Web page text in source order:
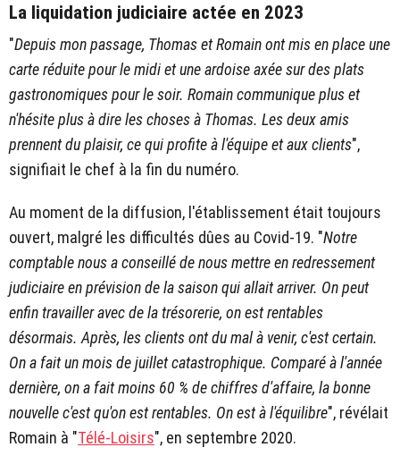
La liquidation judiciaire actée en 2023
"Depuis mon passage, Thomas et Romain ont mis en place une
carte réduite pour le midi et une ardoise axée sur des plats
gastronomiques pour le soir. Romain communique plus et
n'hésite plus à dire les choses à Thomas. Les deux amis
prennent du plaisir, ce qui profite à l'équipe et aux clients",
signifiait le chef à la fin du numéro.
Au moment de la diffusion, l'établissement était toujours
ouvert, malgré les difficultés dûes au Covid-19. "Notre
comptable nous a conseillé de nous mettre en redressement
judiciaire en prévision de la saison qui allait arriver. On peut
enfin travailler avec de la trésorerie, on est rentables
désormais. Après, les clients ont du mal à venir, c'est certain.
On a fait un mois de juillet catastrophique. Comparé à l'année
dernière, on a fait moins 60 % de chiffres d'affaire, la bonne
nouvelle c'est qu'on est rentables. On est à l'équilibre", révélait
Romain à "Télé-Loisirs", en septembre 2020.